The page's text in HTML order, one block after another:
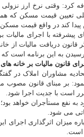
کرد: وقتی نرخ ارز
تعیین قیمت مسکن که
پیدا کند در واقع قیمت
با اجرای مالیات
قانون دریافت مالیات
به این برنامه است
قانون مالیات بر خانه
مشاوران املاک در
نمود: بر مبنای قانون
است با جدیت اجرا شود.
به نفع مستأجران خواهد
می شود.
میزان اثرگذاری اجرای
است.